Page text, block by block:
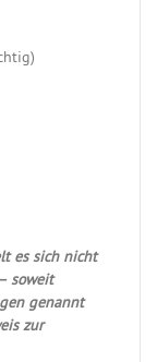
es sich nicht
soweit
genannt
zur